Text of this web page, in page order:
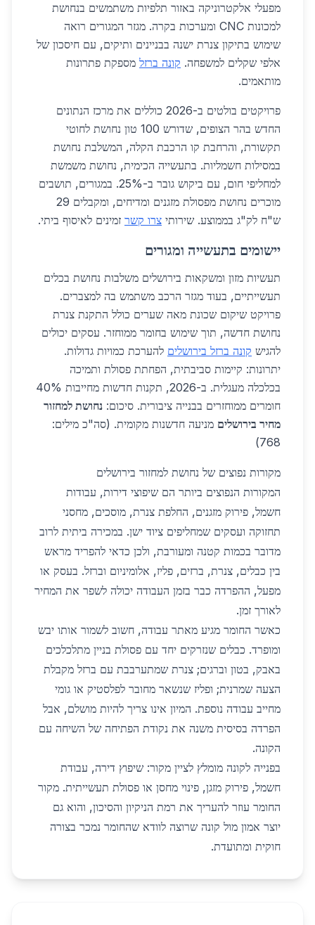
מפעלי אלקטרוניקה באזור תלפיות משתמשים בנחושת
למכונות CNC ומערכות בקרה. מגזר המגורים רואה
שימוש בתיקון צנרת ישנה בבניינים ותיקים, עם חיסכון של
אלפי שקלים למשפחה. קונה ברזל מספקת פתרונות
מותאמים.
פרויקטים בולטים ב-2026 כוללים את מרכז הנתונים
החדש בהר הצופים, שדורש 100 טון נחושת לחוטי
תקשורת, והרחבת קו הרכבת הקלה, המשלבת נחושת
במסילות חשמליות. בתעשייה הכימית, נחושת משמשת
למחליפי חום, עם ביקוש גובר ב-25%. במגורים, תושבים
מוכרים נחושת מפסולת מזגנים ומדיחים, ומקבלים 29
ש"ח לק"ג בממוצע. שירותי צרו קשר זמינים לאיסוף ביתי.
יישומים בתעשייה ומגורים
תעשיות מזון ומשקאות בירושלים משלבות נחושת בכלים
תעשייתיים, בעוד מגזר הרכב משתמש בה למצברים.
פרויקט שיקום שכונת מאה שערים כולל התקנת צנרת
נחושת חדשה, תוך שימוש בחומר ממוחזר. עסקים יכולים
להגיש קונה ברזל בירושלים להערכת כמויות גדולות.
יתרונות: קיימות סביבתית, הפחתת פסולת ותמיכה
בכלכלה מעגלית. ב-2026, תקנות חדשות מחייבות 40%
חומרים ממוחזרים בבנייה ציבורית. סיכום: נחושת למחזור
מחיר בירושלים מניעה חדשנות מקומית. (סה"כ מילים:
768)
מקורות נפוצים של נחושת למחזור בירושלים
המקורות הנפוצים ביותר הם שיפוצי דירות, עבודות
חשמל, פירוק מזגנים, החלפת צנרת, מוסכים, מחסני
תחזוקה ועסקים שמחליפים ציוד ישן. במכירה ביתית לרוב
מדובר בכמות קטנה ומעורבת, ולכן כדאי להפריד מראש
בין כבלים, צנרת, ברזים, פליז, אלומיניום וברזל. בעסק או
מפעל, ההפרדה כבר בזמן העבודה יכולה לשפר את המחיר
לאורך זמן.
כאשר החומר מגיע מאתר עבודה, חשוב לשמור אותו יבש
ומופרד. כבלים שנזרקים יחד עם פסולת בניין מתלכלכים
באבק, בטון וברגים; צנרת שמתערבבת עם ברזל מקבלת
הצעה שמרנית; ופליז שנשאר מחובר לפלסטיק או גומי
מחייב עבודה נוספת. המיון אינו צריך להיות מושלם, אבל
הפרדה בסיסית משנה את נקודת הפתיחה של השיחה עם
הקונה.
בפנייה לקונה מומלץ לציין מקור: שיפוץ דירה, עבודת
חשמל, פירוק מזגן, פינוי מחסן או פסולת תעשייתית. מקור
החומר עוזר להעריך את רמת הניקיון והסיכון, והוא גם
יוצר אמון מול קונה שרוצה לוודא שהחומר נמכר בצורה
חוקית ומתועדת.